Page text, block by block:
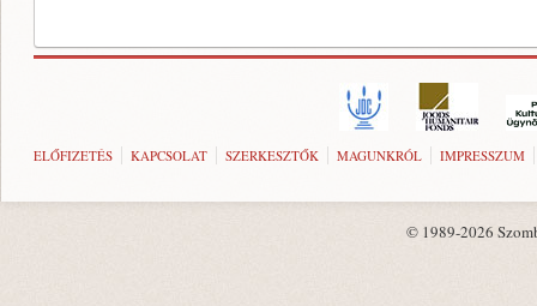
ELŐFIZETÉS KAPCSOLAT SZERKESZTŐK MAGUNKRÓL IMPRESSZUM
© 1989-2026